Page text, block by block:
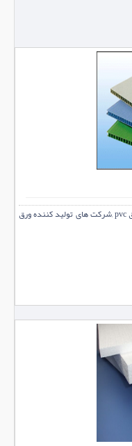
ورق PVC-فروش ورق pvc ,قیمت انواع فروش ورق pvc ,شرکت های تولید کننده ورق